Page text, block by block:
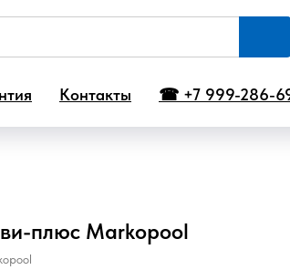
Контакты ☎ +7 999-286-
плюс Markopool